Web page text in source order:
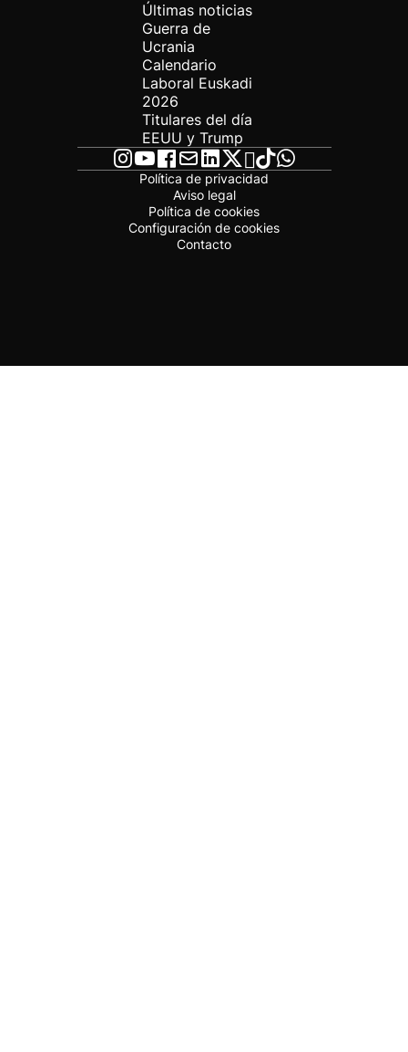
Últimas noticias
Guerra de
Ucrania
Calendario
Laboral Euskadi
2026
Titulares del día
EEUU y Trump
Política de privacidad
Aviso legal
Política de cookies
Configuración de cookies
Contacto